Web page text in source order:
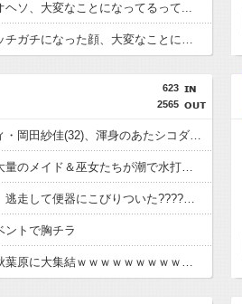
ヘソ、大変なことになってるって...
賀喜遥香さんのガッチガチになった顔、大変なことになってるって...
623
2565
【動画】役満ボディ・岡田紗佳(32)、渾身のあたシコダンスwwwwwww
【画像】秋葉原で大量のメイド＆巫女たちが潮で水打ちを実施wwwwwwwww
【画像】坂口杏里、逃走して便器にこびりついた????カスまで晒されるwww
ントで胸チラ
【朗報】オタク、秋葉原に大集結ｗｗｗｗｗｗｗｗｗｗｗｗｗｗｗｗｗｗｗ